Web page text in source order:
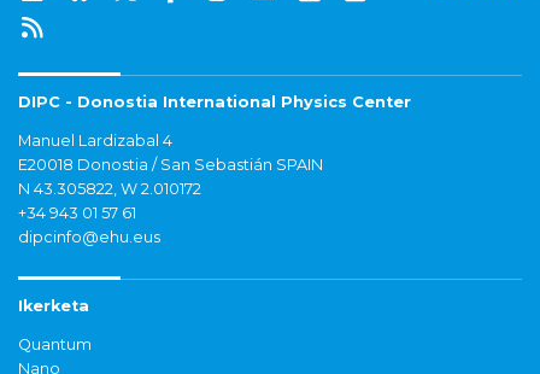
DIPC - Donostia International Physics Center
Manuel Lardizabal 4
E20018 Donostia / San Sebastián SPAIN
N 43.305822, W 2.010172
+34 943 01 57 61
dipcinfo@ehu.eus
Ikerketa
Quantum
Nano